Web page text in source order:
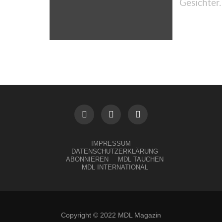
Gesichter.
IMPRESSUM
DATENSCHUTZERKLÄRUNG
ABONNIEREN
MDL TAUCHEN
MDL INTERNATIONAL
Copyright © 2022 MDL Magazin